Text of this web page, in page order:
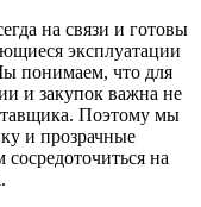
на связи и готовы
эксплуатации
понимаем, что для
и закупок важна не
Поэтому мы
и прозрачные
на